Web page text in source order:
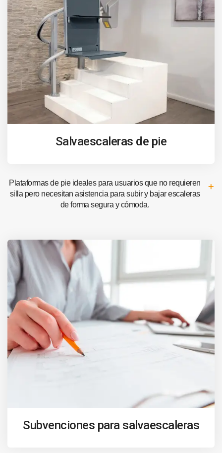
Salvaescaleras de pie
Plataformas de pie ideales para usuarios que no requieren
silla pero necesitan asistencia para subir y bajar escaleras
de forma segura y cómoda.
Subvenciones para salvaescaleras